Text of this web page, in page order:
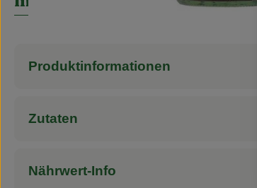
Produktinformationen
Zutaten
Nährwert-Info